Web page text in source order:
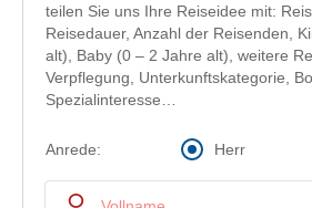
teilen Sie uns Ihre Reiseidee mit:
Reisedauer, Anzahl der Reisenden,
alt), Baby (0 – 2 Jahre alt), weitere
Verpflegung, Unterkunftskategorie,
Spezialinteresse…
Anrede: Herr